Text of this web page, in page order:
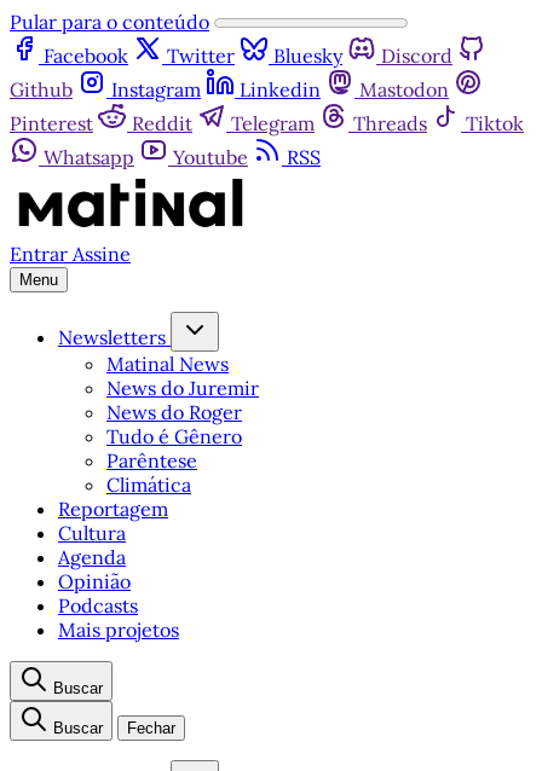
Pular para o conteúdo
Facebook
Twitter Bluesky
Discord
Github
Instagram Linkedin
Mastodon
Pinterest
Reddit Telegram Threads
Tiktok
Whatsapp
Youtube RSS
Entrar Assine
Menu
Newsletters
Matinal News
News do Juremir
News do Roger
Tudo é Gênero
Parêntese
Climática
Reportagem
Cultura
Agenda
Opinião
Podcasts
Mais projetos
Buscar
Buscar Fechar